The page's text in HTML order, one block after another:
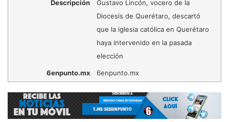
Descripción
Gustavo Lincón, vocero de la
Diocesis de Querétaro, descartó
que la iglesia católica en Querétaro
haya intervenido en la pasada
elección
6enpunto.mx 6enpunto.mx